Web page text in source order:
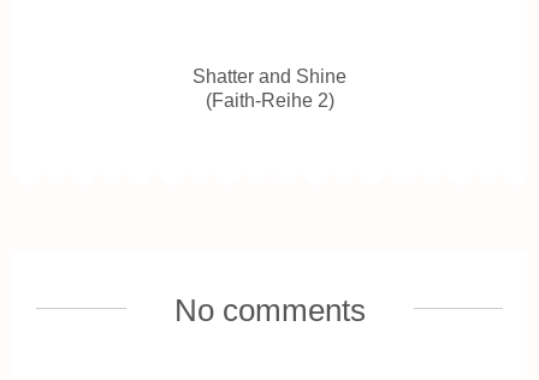
Shatter and Shine
(Faith-Reihe 2)
No comments